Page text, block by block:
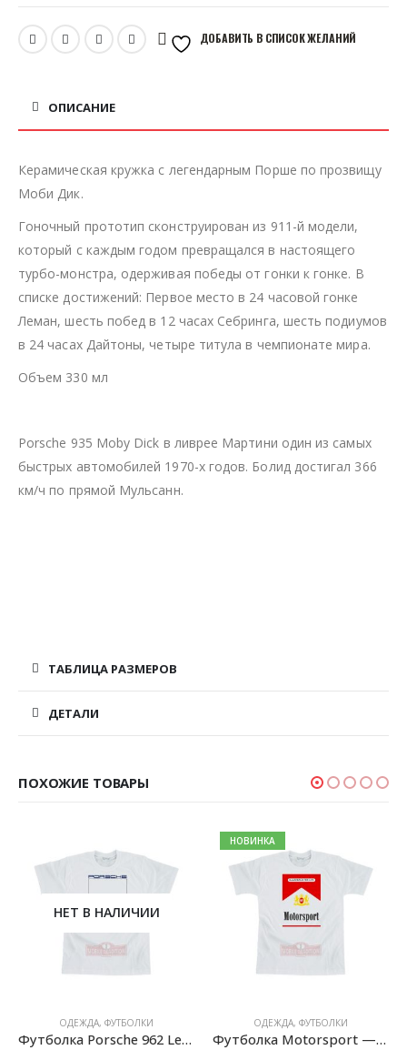
ДОБАВИТЬ В СПИСОК ЖЕЛАНИЙ
ОПИСАНИЕ
Керамическая кружка с легендарным Порше по прозвищу
Моби Дик.
Гоночный прототип сконструирован из 911-й модели,
который с каждым годом превращался в настоящего
турбо-монстра, одерживая победы от гонки к гонке. В
списке достижений: Первое место в 24 часовой гонке
Леман, шесть побед в 12 часах Себринга, шесть подиумов
в 24 часах Дайтоны, четыре титула в чемпионате мира.
Объем 330 мл
Porsche 935 Moby Dick в ливрее Мартини один из самых
быстрых автомобилей 1970-х годов. Болид достигал 366
км/ч по прямой Мульсанн.
ТАБЛИЦА РАЗМЕРОВ
ДЕТАЛИ
ПОХОЖИЕ ТОВАРЫ
НЕТ В НАЛИЧИИ
ОДЕЖДА, ФУТБОЛКИ
Футболка Porsche 962 LeMans
НОВИНКА
ОДЕЖДА, ФУТБОЛКИ
Футболка Motorsport — Marlboro Style